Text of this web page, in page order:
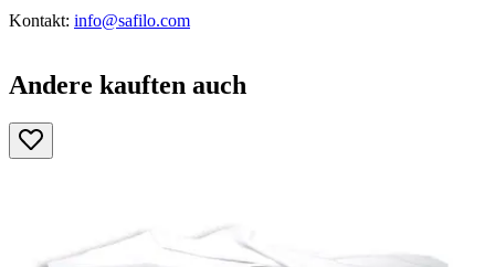
Kontakt: info@safilo.com
Andere kauften auch